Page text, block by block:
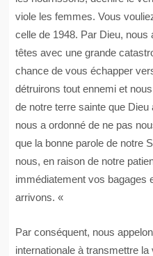
viole les femmes. Vous
celle de 1948. Par Dieu,
têtes avec une grande
chance de vous échapper
détruirons tout ennemi et
de notre terre sainte que
nous a ordonné de ne pas
que la bonne parole de notre
nous, en raison de notre
immédiatement vos bagages
arrivons. «
Par conséquent, nous
internationale à transmettre